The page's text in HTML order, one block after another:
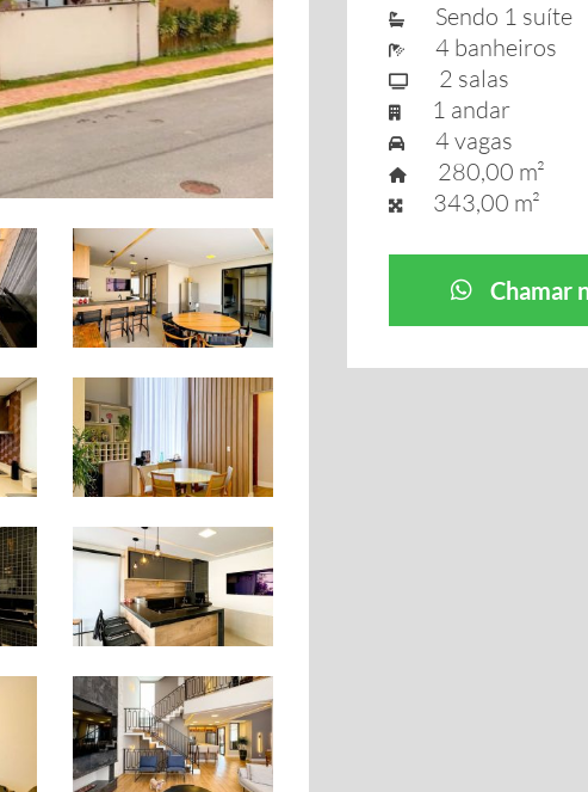
Sendo 1 suíte
4 banheiros
2 salas
1 andar
4 vagas
280,00 m²
343,00 m²
Chamar